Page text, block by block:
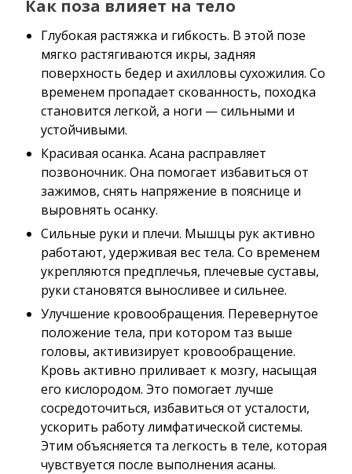
Как поза влияет на тело
Глубокая растяжка и гибкость. В этой позе
мягко растягиваются икры, задняя
поверхность бедер и ахилловы сухожилия. Со
временем пропадает скованность, походка
становится легкой, а ноги — сильными и
устойчивыми.
Красивая осанка. Асана расправляет
позвоночник. Она помогает избавиться от
зажимов, снять напряжение в пояснице и
выровнять осанку.
Сильные руки и плечи. Мышцы рук активно
работают, удерживая вес тела. Со временем
укрепляются предплечья, плечевые суставы,
руки становятся выносливее и сильнее.
Улучшение кровообращения. Перевернутое
положение тела, при котором таз выше
головы, активизирует кровообращение.
Кровь активно приливает к мозгу, насыщая
его кислородом. Это помогает лучше
сосредоточиться, избавиться от усталости,
ускорить работу лимфатической системы.
Этим объясняется та легкость в теле, которая
чувствуется после выполнения асаны.